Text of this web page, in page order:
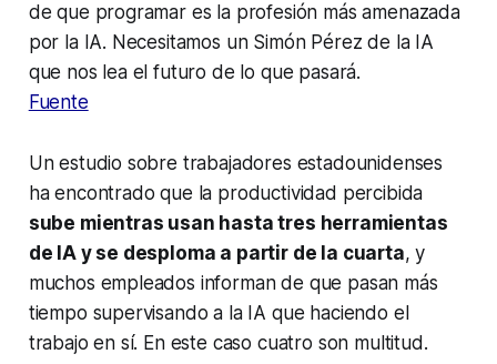
de que programar es la profesión más amenazada
por la IA. Necesitamos un Simón Pérez de la IA
que nos lea el futuro de lo que pasará.
Fuente
Un estudio sobre trabajadores estadounidenses
ha encontrado que la productividad percibida
sube mientras usan hasta tres herramientas
de IA y se desploma a partir de la cuarta, y
muchos empleados informan de que pasan más
tiempo supervisando a la IA que haciendo el
trabajo en sí. En este caso cuatro son multitud.